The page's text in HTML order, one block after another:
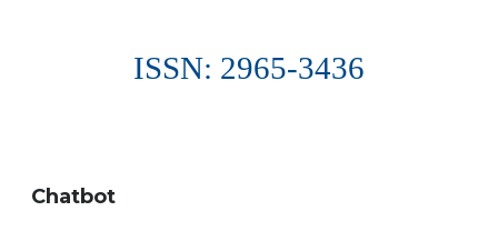
ISSN: 2965-3436
Chatbot